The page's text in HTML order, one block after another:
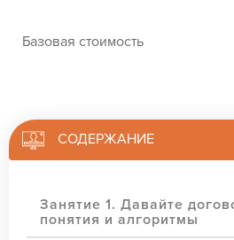
Базовая стоимость
СОДЕРЖАНИЕ
Занятие 1. Давайте
понятия и алгоритмы